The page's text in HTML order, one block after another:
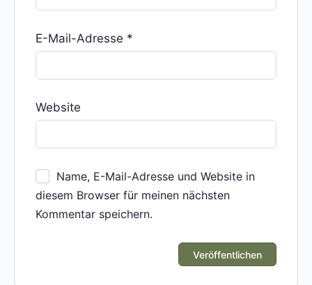
E-Mail-Adresse *
Website
Name, E-Mail-Adresse und Website in
diesem Browser für meinen nächsten
Kommentar speichern.